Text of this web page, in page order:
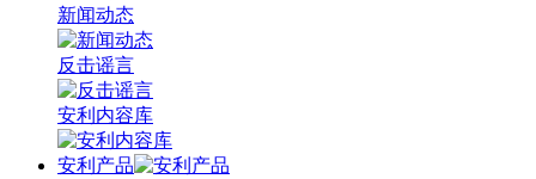
新闻动态
反击谣言
安利内容库
安利产品